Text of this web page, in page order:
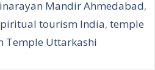
Mandir Ahmedabad,
tourism India, temple
Temple Uttarkashi